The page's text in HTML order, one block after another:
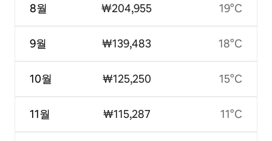
8월
9월
10월
11월
₩204,955
₩139,483
₩125,250
₩115,287
19°C
18°C
15°C
11°C